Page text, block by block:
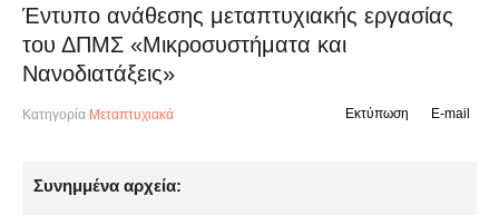
Έντυπο ανάθεσης μεταπτυχιακής εργασίας
του ΔΠΜΣ «Μικροσυστήματα και
Νανοδιατάξεις»
Κατηγορία Μεταπτυχιακά E-mail
Εκτύπωση
Συνημμένα αρχεία: